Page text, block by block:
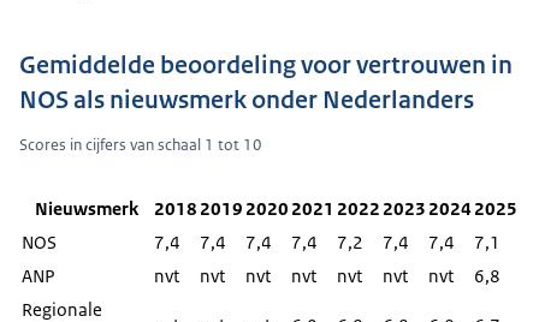
Gemiddelde beoordeling voor vertrouwen in
NOS als nieuwsmerk onder Nederlanders
Scores in cijfers van schaal 1 tot 10
Nieuwsmerk 2018 2019 2020 2021 2022 2023 20242025
NOS
7,4 7,4 7,4 7,4 7,2 7,4 7,4
7,1
ANP
nvt nvt nvt nvt nvt nvt nvt
6,8
Regionale